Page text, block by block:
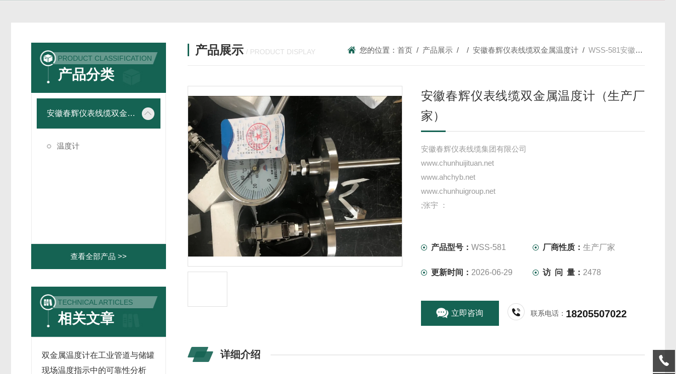
PRODUCT CLASSIFICATION
产品分类
安徽春辉仪表线缆双金属温度计
温度计
查看全部产品 >>
TECHNICAL ARTICLES
相关文章
双金属温度计在工业管道与储罐
现场温度指示中的可靠性分析
产品展示 / PRODUCT DISPLAY 您的位置：首页 / 产品展示 / /安徽春辉仪表线缆双金属温度计 /WSS-581安徽春辉仪表线缆双金属温度计（生产厂家）
安徽春辉仪表线缆双金属温度计（生产厂
家）
安徽春辉仪表线缆集团有限公司
www.chunhuijituan.net
www.ahchyb.net
www.chunhuigroup.net
;张宇 ：
振动速度传感器
风机报警器
产品型号： WSS-581 厂商性质：生产厂家
更新时间： 2026-06-29 访 问 量： 2478
立即咨询 联系电话： 18205507022
详细介绍